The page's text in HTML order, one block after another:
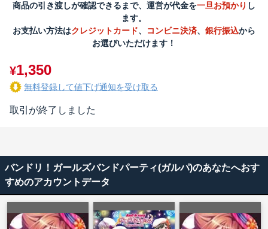
商品の引き渡しが確認できるまで、運営が代金を一旦お預かり し
ます。
お支払い方法はクレジットカード、 コンビニ決済、 銀行振込から
お選びいただけます！
¥1,350
無料登録して値下げ通知を受け取る
取引が終了しました
バンドリ！ガールズバンドパーティ(ガルパ)のあなたへおす
すめのアカウントデータ